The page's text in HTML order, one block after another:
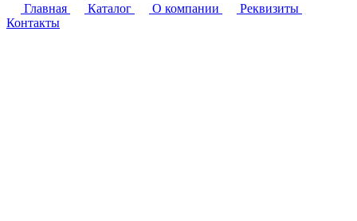
Главная
Каталог О компании
Реквизиты
Контакты